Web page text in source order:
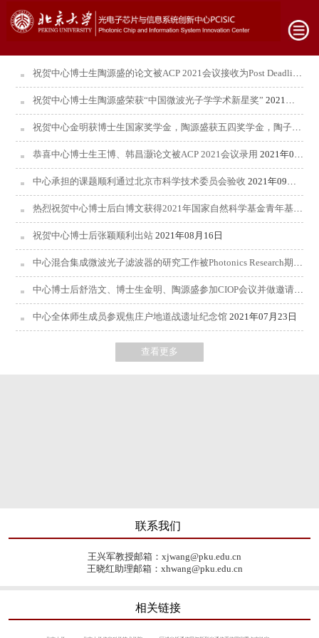
祝贺中心博士生陶源盛的论文被ACP 2021会议接收为Post Deadline Paper (PDP)
祝贺中心博士生陶源盛荣获“中国微波光子学学术新星奖” 2021年10月18日
祝贺中心金明获博士生国家奖学金，陶源盛获五四奖学金，陶子涵获三等奖学金
恭喜中心博士生王博、韩昌灏论文被ACP 2021会议录用 2021年09月16日
中心承担的课题顺利通过北京市科学技术委员会验收 2021年09月01日
热烈祝贺中心博士后白博文获得2021年国家自然科学基金青年基金项目资助
祝贺中心博士后张颖顺利出站 2021年08月16日
中心混合集成微波光子滤波器的研究工作被Photonics Research期刊选为Editor's Pick
中心博士后舒浩文、博士生金明、陶源盛参加CIOP会议并做邀请报告
中心全体师生成员参观焦庄户地道战遗址纪念馆 2021年07月23日
查看更多
联系我们
王兴军教授邮箱：xjwang@pku.edu.cn
王晓红助理邮箱：xhwang@pku.edu.cn
相关链接